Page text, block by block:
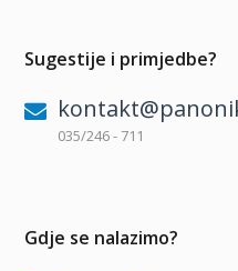
Sugestije i primjedbe?
035/246 - 711
Gdje se nalazimo?